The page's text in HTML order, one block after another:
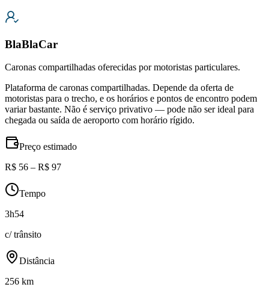
BlaBlaCar
Caronas compartilhadas oferecidas por motoristas particulares.
Plataforma de caronas compartilhadas. Depende da oferta de
motoristas para o trecho, e os horários e pontos de encontro podem
variar bastante. Não é serviço privativo — pode não ser ideal para
chegada ou saída de aeroporto com horário rígido.
Preço estimado
R$ 56 – R$ 97
Tempo
3h54
c/ trânsito
Distância
256 km